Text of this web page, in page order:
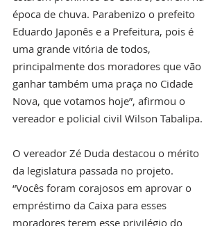
época de chuva. Parabenizo o prefeito
Eduardo Japonês e a Prefeitura, pois é
uma grande vitória de todos,
principalmente dos moradores que vão
ganhar também uma praça no Cidade
Nova, que votamos hoje”, afirmou o
vereador e policial civil Wilson Tabalipa.
O vereador Zé Duda destacou o mérito
da legislatura passada no projeto.
“Vocês foram corajosos em aprovar o
empréstimo da Caixa para esses
moradores terem esse privilégio do